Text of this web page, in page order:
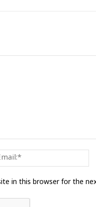
in this browser for the